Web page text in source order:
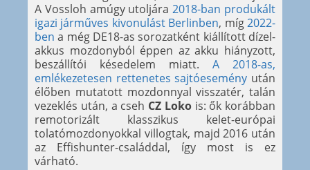
A Vossloh amúgy utoljára2018-ban produkált
igazi járműves kivonulást Berlinben, míg2022-
ben a még DE18-as sorozatként kiállított dízel-
akkus mozdonyból éppen az akku hiányzott,
beszállítói késedelem miatt. A 2018-as,
emlékezetesen rettenetes sajtóesemény után
élőben mutatott mozdonnyal visszatér, talán
vezeklés után, a cseh CZ Lokois: ők korábban
remotorizált klasszikus kelet-európai
tolatómozdonyokkal villogtak, majd 2016 után
az Effishunter-családdal, így most is ez
várható.